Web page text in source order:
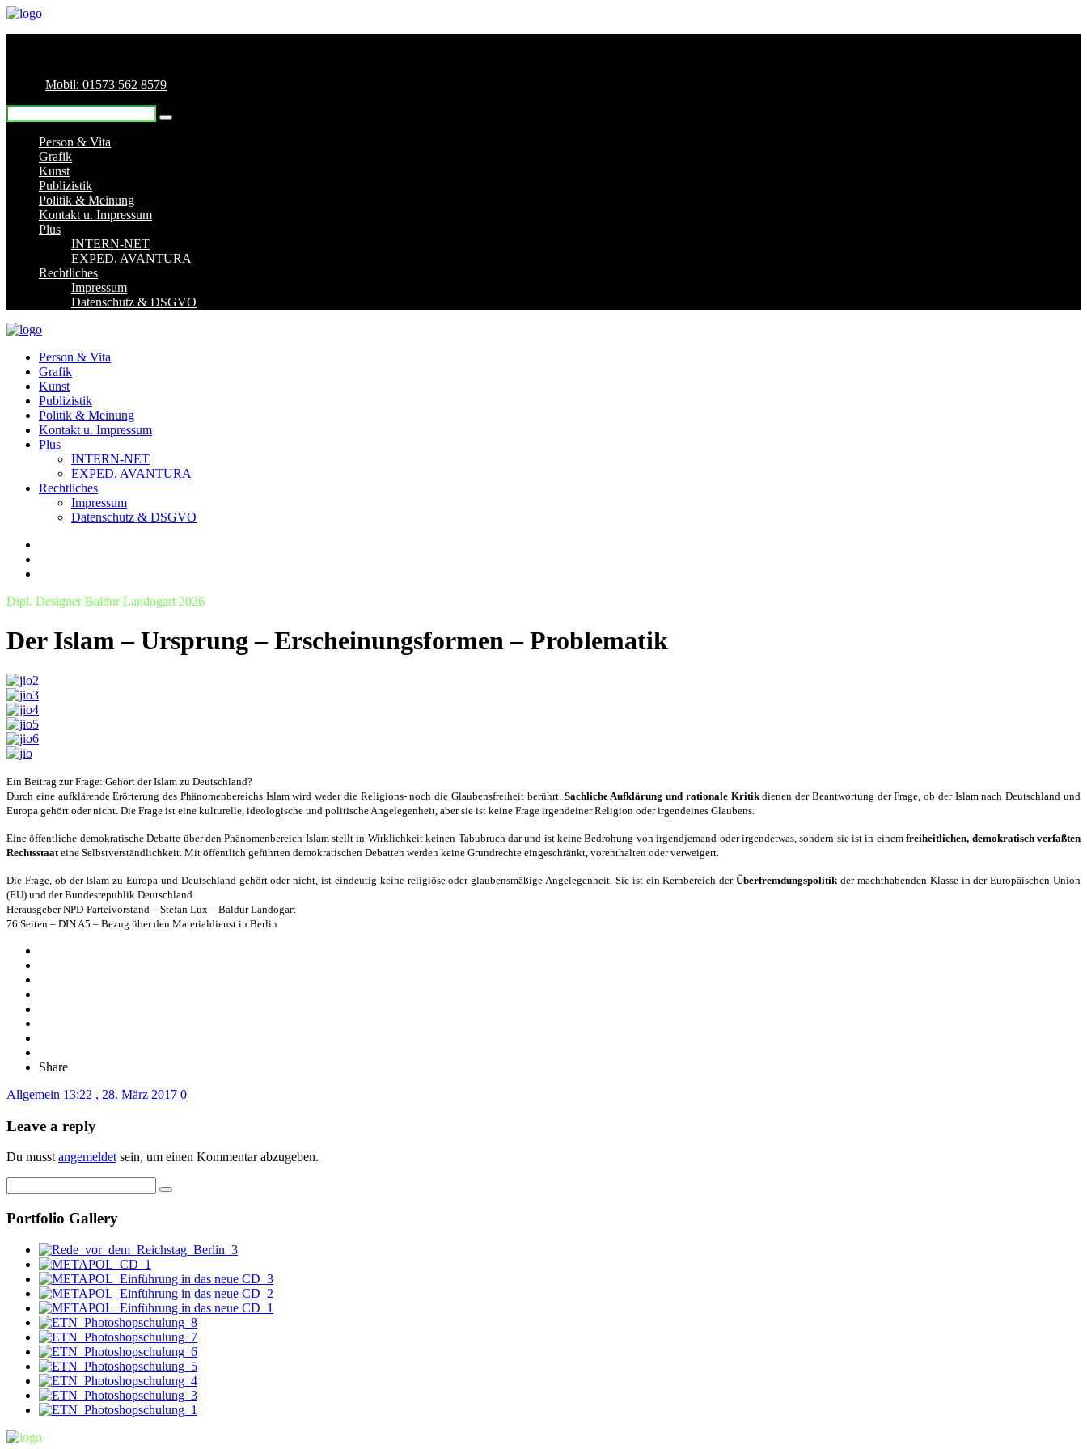
Mobil: 01573 562 8579
Person & Vita
Grafik
Kunst
Publizistik
Politik & Meinung
Kontakt u. Impressum
Plus
INTERN-NET
EXPED. AVANTURA
Rechtliches
Impressum
Datenschutz & DSGVO
Person & Vita
Grafik
Kunst
Publizistik
Politik & Meinung
Kontakt u. Impressum
Plus
INTERN-NET
EXPED. AVANTURA
Rechtliches
Impressum
Datenschutz & DSGVO
Dipl. Designer Baldur Landogart 2026
Der Islam – Ursprung – Erscheinungsformen – Problematik
Ein Beitrag zur Frage: Gehört der Islam zu Deutschland?
Durch eine aufklärende Erörterung des Phänomenbereichs Islam wird weder die Religions- noch die Glaubensfreiheit berührt. Sachliche Aufklärung und rationale Kritikdienen der Beantwortung der Frage, ob der Islam nach Deutschland und
Europa gehört oder nicht. Die Frage ist eine kulturelle, ideologische und politische Angelegenheit, aber sie ist keine Frage irgendeiner Religion oder irgendeines Glaubens.
Eine öffentliche demokratische Debatte über den Phänomenbereich Islam stellt in Wirklichkeit keinen Tabubruch dar und ist keine Bedrohung von irgendjemand oder irgendetwas, sondern sie ist in einemfreiheitlichen, demokratisch verfaßten
Rechtsstaat eine Selbstverständlichkeit. Mit öffentlich geführten demokratischen Debatten werden keine Grundrechte eingeschränkt, vorenthalten oder verweigert.
Die Frage, ob der Islam zu Europa und Deutschland gehört oder nicht, ist eindeutig keine religiöse oder glaubensmäßige Angelegenheit. Sie ist ein Kernbereich derÜberfremdungspolitik der machthabenden Klasse in der Europäischen Union
(EU) und der Bundesrepublik Deutschland.
Herausgeber NPD-Parteivorstand – Stefan Lux – Baldur Landogart
76 Seiten – DIN A5 – Bezug über den Materialdienst in Berlin
Share
Allgemein 13:22 , 28. März 2017 0
Leave a reply
Du musst angemeldet sein, um einen Kommentar abzugeben.
Portfolio Gallery